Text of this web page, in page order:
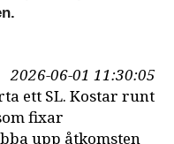
2026-06-01 11:30:05
ett SL. Kostar runt
fixar
upp åtkomsten